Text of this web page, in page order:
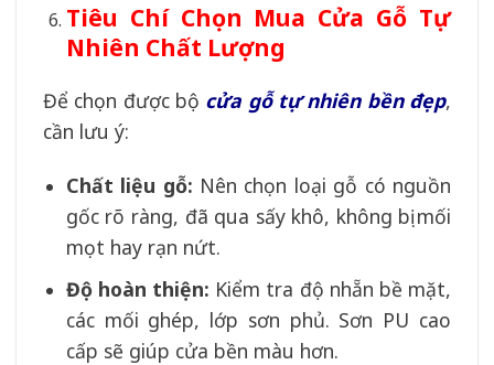
Tiêu Chí Chọn Mua Cửa Gỗ Tự
Nhiên Chất Lượng
Để chọn được bộ cửa gỗ tự nhiên bền đẹp,
cần lưu ý:
Chất liệu gỗ: Nên chọn loại gỗ có nguồn
gốc rõ ràng, đã qua sấy khô, không bị mối
mọt hay rạn nứt.
Độ hoàn thiện: Kiểm tra độ nhẵn bề mặt,
các mối ghép, lớp sơn phủ. Sơn PU cao
cấp sẽ giúp cửa bền màu hơn.